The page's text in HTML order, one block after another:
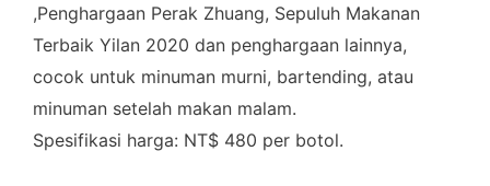
,Penghargaan Perak Zhuang, Sepuluh Makanan
Terbaik Yilan 2020 dan penghargaan lainnya,
cocok untuk minuman murni, bartending, atau
minuman setelah makan malam.
Spesifikasi harga: NT$ 480 per botol.